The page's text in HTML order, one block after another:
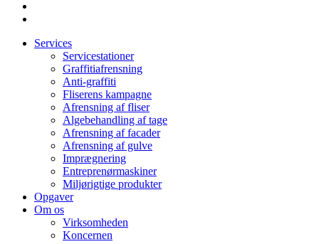
Services
Servicestationer
Graffitiafrensning
Anti-graffiti
Fliserens kampagne
Afrensning af fliser
Algebehandling af tage
Afrensning af facader
Afrensning af gulve
Imprægnering
Entreprenørmaskiner
Miljørigtige produkter
Opgaver
Om os
Virksomheden
Koncernen